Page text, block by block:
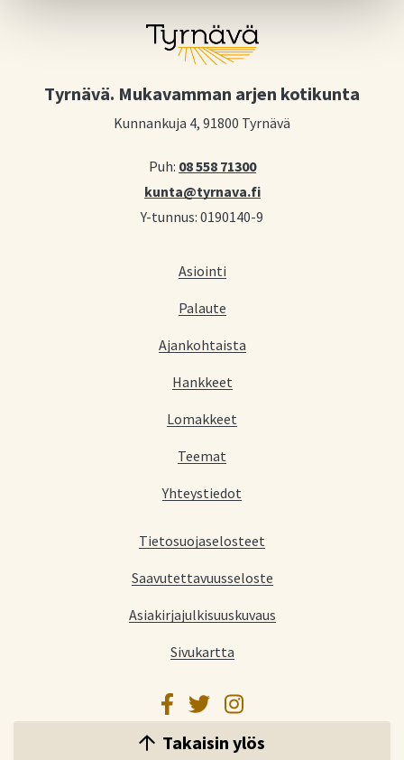
Tyrnävä. Mukavamman arjen kotikunta
Kunnankuja 4, 91800 Tyrnävä
Puh: 08 558 71300
kunta@tyrnava.fi
Y-tunnus: 0190140-9
Asiointi
Palaute
Ajankohtaista
Hankkeet
Lomakkeet
Teemat
Yhteystiedot
Tietosuojaselosteet
Saavutettavuusseloste
Asiakirjajulkisuuskuvaus
Sivukartta
Facebook
TwitterInstagram
Takaisin ylös